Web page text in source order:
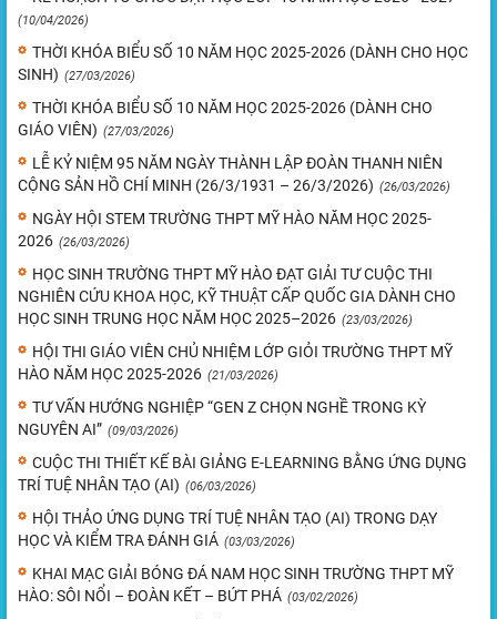
(10/04/2026)
THỜI KHÓA BIỂU SỐ 10 NĂM HỌC 2025-2026 (DÀNH CHO HỌC
SINH) (27/03/2026)
THỜI KHÓA BIỂU SỐ 10 NĂM HỌC 2025-2026 (DÀNH CHO
GIÁO VIÊN) (27/03/2026)
LỄ KỶ NIỆM 95 NĂM NGÀY THÀNH LẬP ĐOÀN THANH NIÊN
CỘNG SẢN HỒ CHÍ MINH (26/3/1931 – 26/3/2026) (26/03/2026)
NGÀY HỘI STEM TRƯỜNG THPT MỸ HÀO NĂM HỌC 2025-
2026 (26/03/2026)
HỌC SINH TRƯỜNG THPT MỸ HÀO ĐẠT GIẢI TƯ CUỘC THI
NGHIÊN CỨU KHOA HỌC, KỸ THUẬT CẤP QUỐC GIA DÀNH CHO
HỌC SINH TRUNG HỌC NĂM HỌC 2025–2026 (23/03/2026)
HỘI THI GIÁO VIÊN CHỦ NHIỆM LỚP GIỎI TRƯỜNG THPT MỸ
HÀO NĂM HỌC 2025-2026 (21/03/2026)
TƯ VẤN HƯỚNG NGHIỆP “GEN Z CHỌN NGHỀ TRONG KỲ
NGUYÊN AI” (09/03/2026)
CUỘC THI THIẾT KẾ BÀI GIẢNG E-LEARNING BẰNG ỨNG DỤNG
TRÍ TUỆ NHÂN TẠO (AI) (06/03/2026)
HỘI THẢO ỨNG DỤNG TRÍ TUỆ NHÂN TẠO (AI) TRONG DẠY
HỌC VÀ KIỂM TRA ĐÁNH GIÁ (03/03/2026)
KHAI MẠC GIẢI BÓNG ĐÁ NAM HỌC SINH TRƯỜNG THPT MỸ
HÀO: SÔI NỔI – ĐOÀN KẾT – BỨT PHÁ (03/02/2026)